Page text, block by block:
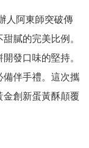
膩的完美比例。
發口味的堅持。
備伴手禮。這次攜
創新蛋黃酥顛覆